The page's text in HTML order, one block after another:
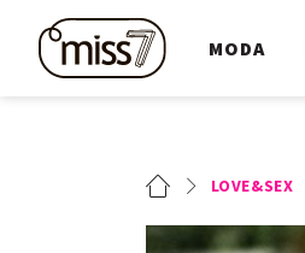
MODA
LOVE&SEX